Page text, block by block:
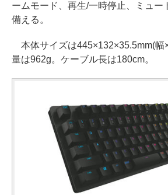
ームモード、再生/一時停止、ミュー
備える。
本体サイズは445×132×35.5mm(幅
量は962g。ケーブル長は180cm。